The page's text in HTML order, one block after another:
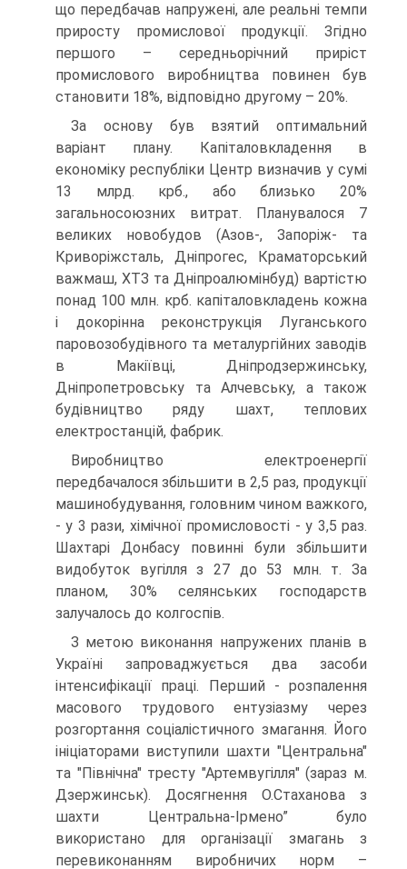
що передбачав напружені, але реальні темпи
приросту промислової продукції. Згідно
першого – середньорічний приріст
промислового виробництва повинен був
становити 18%, відповідно другому – 20%.
За основу був взятий оптимальний
варіант плану. Капіталовкладення в
економіку республіки Центр визначив у сумі
13 млрд. крб., або близько 20%
загальносоюзних витрат. Планувалося 7
великих новобудов (Азов-, Запоріж- та
Криворіжсталь, Дніпрогес, Краматорський
важмаш, ХТЗ та Дніпроалюмінбуд) вартістю
понад 100 млн. крб. капіталовкладень кожна
і докорінна реконструкція Луганського
паровозобудівного та металургійних заводів
в Макіївці, Дніпродзержинську,
Дніпропетровську та Алчевську, а також
будівництво ряду шахт, теплових
електростанцій, фабрик.
Виробництво електроенергії
передбачалося збільшити в 2,5 раз, продукції
машинобудування, головним чином важкого,
- у 3 рази, хімічної промисловості - у 3,5 раз.
Шахтарі Донбасу повинні були збільшити
видобуток вугілля з 27 до 53 млн. т. За
планом, 30% селянських господарств
залучалось до колгоспів.
З метою виконання напружених планів в
Україні запроваджується два засоби
інтенсифікації праці. Перший - розпалення
масового трудового ентузіазму через
розгортання соціалістичного змагання. Його
ініціаторами виступили шахти "Центральна"
та "Північна" тресту "Артемвугілля" (зараз м.
Дзержинськ). Досягнення О.Стаханова з
шахти Центральна-Ірмено” було
використано для організації змагань з
перевиконанням виробничих норм –